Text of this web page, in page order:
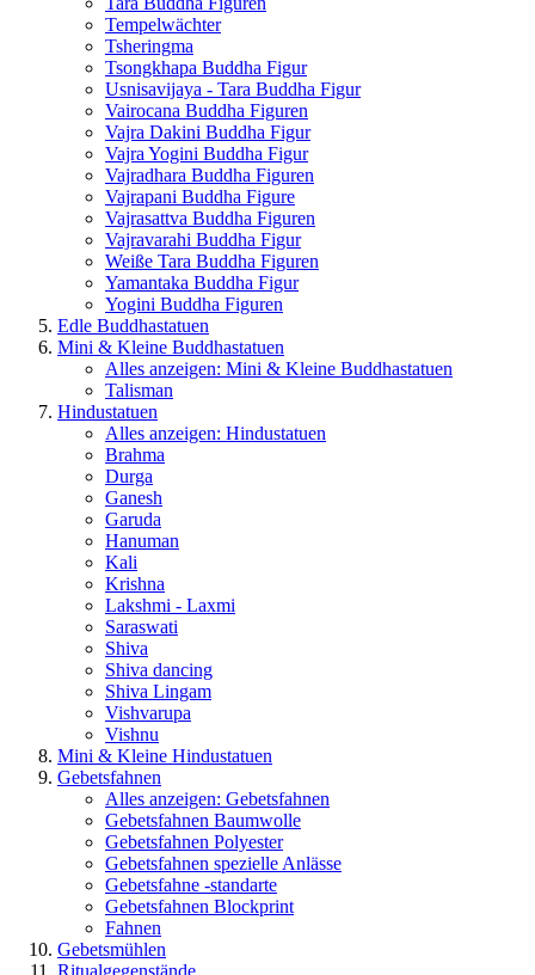
Tempelwächter
Tsheringma
Tsongkhapa Buddha Figur
Usnisavijaya - Tara Buddha Figur
Vairocana Buddha Figuren
Vajra Dakini Buddha Figur
Vajra Yogini Buddha Figur
Vajradhara Buddha Figuren
Vajrapani Buddha Figure
Vajrasattva Buddha Figuren
Vajravarahi Buddha Figur
Weiße Tara Buddha Figuren
Yamantaka Buddha Figur
Yogini Buddha Figuren
Edle Buddhastatuen
Mini & Kleine Buddhastatuen
Alles anzeigen: Mini & Kleine Buddhastatuen
Talisman
Hindustatuen
Alles anzeigen: Hindustatuen
Brahma
Durga
Ganesh
Garuda
Hanuman
Kali
Krishna
Lakshmi - Laxmi
Saraswati
Shiva
Shiva dancing
Shiva Lingam
Vishvarupa
Vishnu
Mini & Kleine Hindustatuen
Gebetsfahnen
Alles anzeigen: Gebetsfahnen
Gebetsfahnen Baumwolle
Gebetsfahnen Polyester
Gebetsfahnen spezielle Anlässe
Gebetsfahne -standarte
Gebetsfahnen Blockprint
Fahnen
Gebetsmühlen
Ritualgegenstände